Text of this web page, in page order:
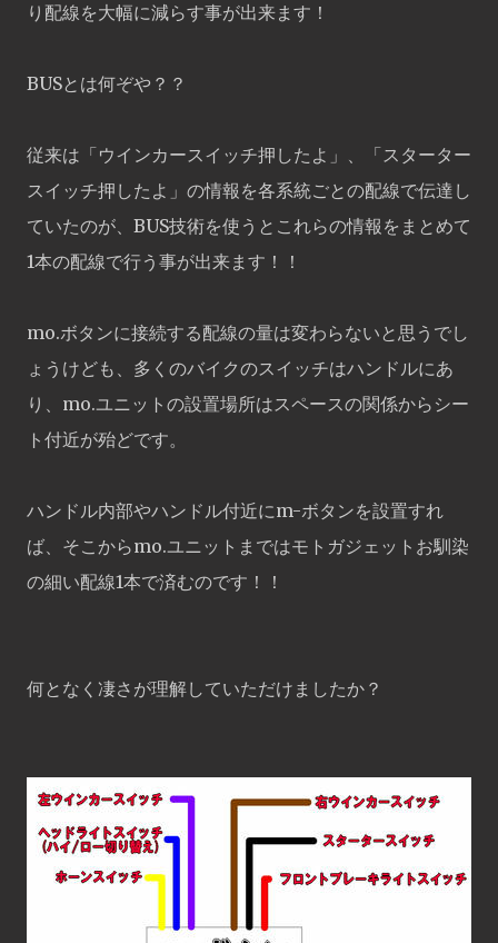
り配線を大幅に減らす事が出来ます！
BUSとは何ぞや？？
従来は「ウインカースイッチ押したよ」、「スターター
スイッチ押したよ」の情報を各系統ごとの配線で伝達し
ていたのが、BUS技術を使うとこれらの情報をまとめて
1本の配線で行う事が出来ます！！
mo.ボタンに接続する配線の量は変わらないと思うでし
ょうけども、多くのバイクのスイッチはハンドルにあ
り、mo.ユニットの設置場所はスペースの関係からシー
ト付近が殆どです。
ハンドル内部やハンドル付近にm-ボタンを設置すれ
ば、そこからmo.ユニットまではモトガジェットお馴染
の細い配線1本で済むのです！！
何となく凄さが理解していただけましたか？